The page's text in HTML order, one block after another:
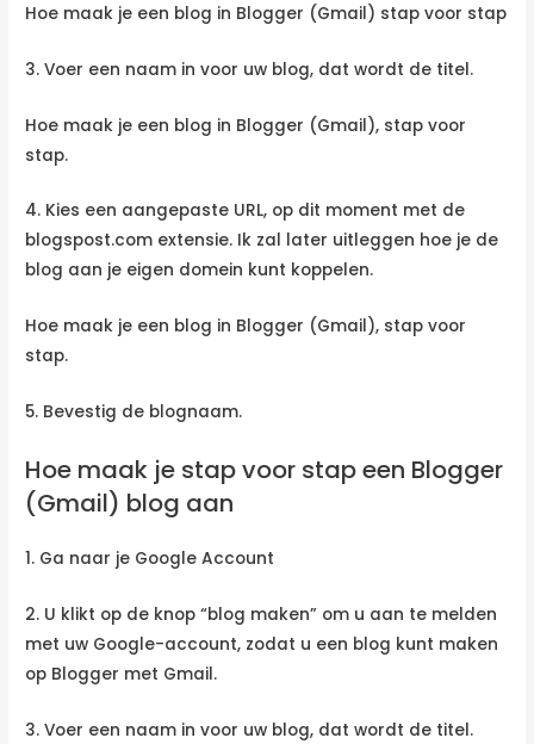
Hoe maak je een blog in Blogger (Gmail) stap voor stap
3. Voer een naam in voor uw blog, dat wordt de titel.
Hoe maak je een blog in Blogger (Gmail), stap voor
stap.
4. Kies een aangepaste URL, op dit moment met de
blogspost.com extensie. Ik zal later uitleggen hoe je de
blog aan je eigen domein kunt koppelen.
Hoe maak je een blog in Blogger (Gmail), stap voor
stap.
5. Bevestig de blognaam.
Hoe maak je stap voor stap een Blogger
(Gmail) blog aan
1. Ga naar je Google Account
2. U klikt op de knop “blog maken” om u aan te melden
met uw Google-account, zodat u een blog kunt maken
op Blogger met Gmail.
3. Voer een naam in voor uw blog, dat wordt de titel.